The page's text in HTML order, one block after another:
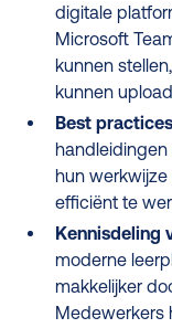
digitale
Microsoft
kunnen
kunnen
Best
hun
efficiënt te
Kennisdeling
moderne
makkelijker
Medewerkers